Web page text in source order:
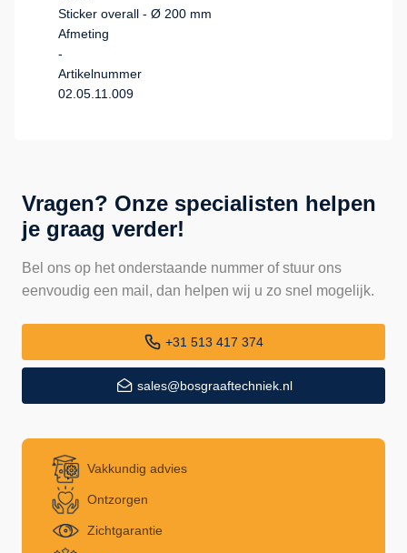
Sticker overall - Ø 200 mm
Afmeting
-
Artikelnummer
02.05.11.009
Vragen? Onze specialisten helpen
je graag verder!
Bel ons op het onderstaande nummer of stuur ons
eenvoudig een mail, dan helpen wij u zo snel mogelijk.
+31 513 417 374
sales@bosgraaftechniek.nl
Vakkundig advies
Ontzorgen
Zichtgarantie